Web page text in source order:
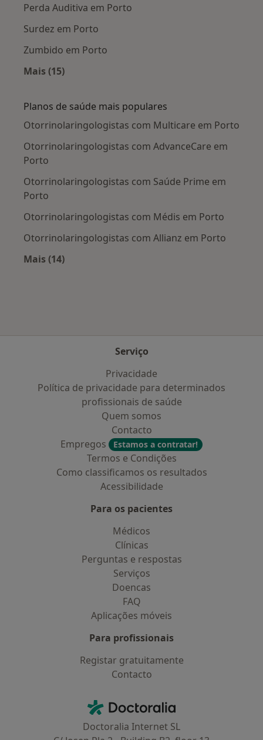
Perda Auditiva em Porto
Surdez em Porto
Zumbido em Porto
Mais (15)
Planos de saúde mais populares
Otorrinolaringologistas com Multicare em Porto
Otorrinolaringologistas com AdvanceCare em
Porto
Otorrinolaringologistas com Saúde Prime em
Porto
Otorrinolaringologistas com Médis em Porto
Otorrinolaringologistas com Allianz em Porto
Mais (14)
Serviço
Privacidade
Política de privacidade para determinados
profissionais de saúde
Quem somos
Contacto
Empregos
Estamos a contratar!
Termos e Condições
Como classificamos os resultados
Acessibilidade
Para os pacientes
Médicos
Clínicas
Perguntas e respostas
Serviços
Doencas
FAQ
Aplicações móveis
Para profissionais
Registar gratuitamente
Contacto
Doctoralia - Homepage
Doctoralia Internet SL